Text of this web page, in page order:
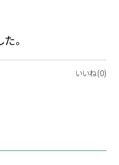
。
いいね(0)